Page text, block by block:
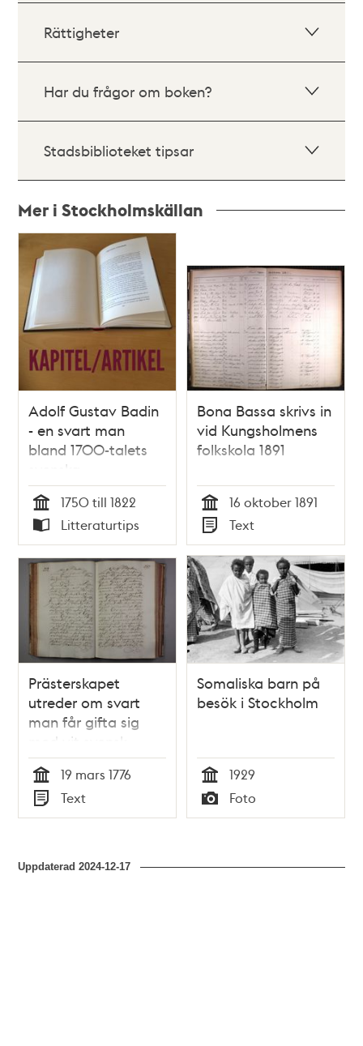
Rättigheter
Har du frågor om boken?
Stadsbiblioteket tipsar
Mer i Stockholmskällan
Relaterade
poster
och
teman
Adolf Gustav Badin
- en svart man
bland 1700-talets
svenska
kungligheter / Amat
Levin
Tid
1750 till 1822
Typ
Litteraturtips
Bona Bassa skrivs in
vid Kungsholmens
folkskola 1891
Tid
16 oktober 1891
Typ
Text
Prästerskapet
utreder om svart
man får gifta sig
med vit svensk
kvinna 1776
Tid
19 mars 1776
Typ
Text
Somaliska barn på
besök i Stockholm
Tid
1929
Typ
Foto
Uppdaterad2024-12-17